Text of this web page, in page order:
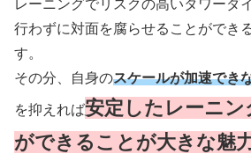
レーニングでリスクの高いタワーダ
行わずに対面を腐らせることができ
す。
その分、自身のスケールが加速でき
を抑えれば安定したレーニン
ができることが大きな魅